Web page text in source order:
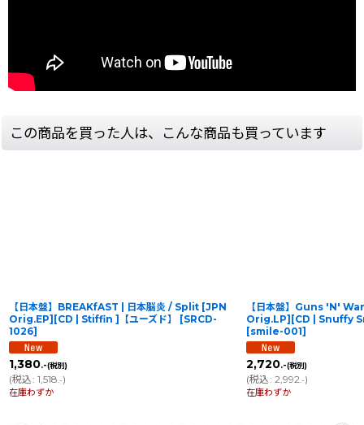
この商品を買った人は、こんな商品も買っています
【日本盤】BREAKfAST | 日本脳炎 / Split [JPN
Orig.EP][CD | Stiffin ]【ユーズド】
[SRCD-
1026]
1,380.-(税別)
(税込: 1,518 .-)
在庫わずか
【日本盤】Guns 'N'
Orig.LP][CD | Snuffy
[smile-001]
2,720.-(税別)
(税込: 2,992 .-)
在庫わずか